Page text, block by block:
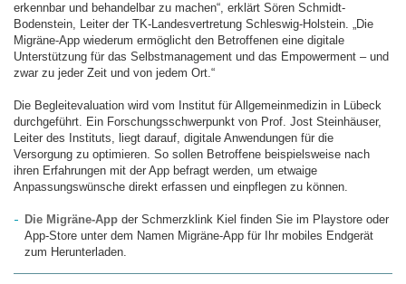
erkennbar und behandelbar zu machen“, erklärt Sören Schmidt-
Bodenstein, Leiter der TK-Landesvertretung Schleswig-Holstein. „Die
Migräne-App wiederum ermöglicht den Betroffenen eine digitale
Unterstützung für das Selbstmanagement und das Empowerment – und
zwar zu jeder Zeit und von jedem Ort.“
Die Begleitevaluation wird vom Institut für Allgemeinmedizin in Lübeck
durchgeführt. Ein Forschungsschwerpunkt von Prof. Jost Steinhäuser,
Leiter des Instituts, liegt darauf, digitale Anwendungen für die
Versorgung zu optimieren. So sollen Betroffene beispielsweise nach
ihren Erfahrungen mit der App befragt werden, um etwaige
Anpassungswünsche direkt erfassen und einpflegen zu können.
Die Migräne-App der Schmerzklink Kiel finden Sie im Playstore oder
App-Store unter dem Namen Migräne-App für Ihr mobiles Endgerät
zum Herunterladen.